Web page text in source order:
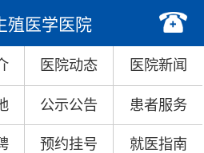
殖医学医院
医院动态 医院新闻
公示公告 患者服务
预约挂号 就医指南